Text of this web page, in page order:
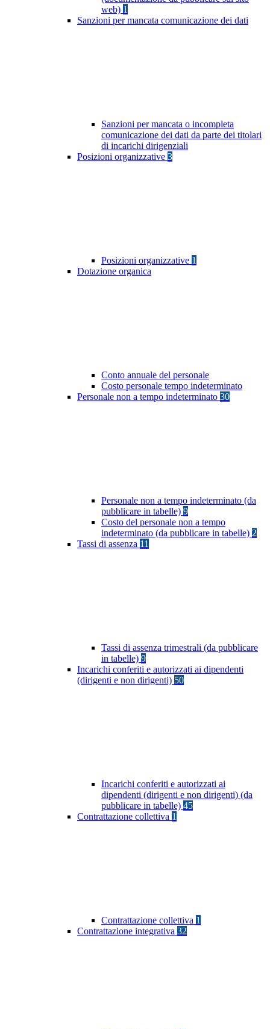
web) 1
Sanzioni per mancata comunicazione dei dati
Sanzioni per mancata o incompleta
comunicazione dei dati da parte dei titolari
di incarichi dirigenziali
Posizioni organizzative 3
Posizioni organizzative 1
Dotazione organica
Conto annuale del personale
Costo personale tempo indeterminato
Personale non a tempo indeterminato 30
Personale non a tempo indeterminato (da
pubblicare in tabelle) 9
Costo del personale non a tempo
indeterminato (da pubblicare in tabelle) 2
Tassi di assenza 11
Tassi di assenza trimestrali (da pubblicare
in tabelle) 9
Incarichi conferiti e autorizzati ai dipendenti
(dirigenti e non dirigenti) 50
Incarichi conferiti e autorizzati ai
dipendenti (dirigenti e non dirigenti) (da
pubblicare in tabelle) 45
Contrattazione collettiva 1
Contrattazione collettiva 1
Contrattazione integrativa 32